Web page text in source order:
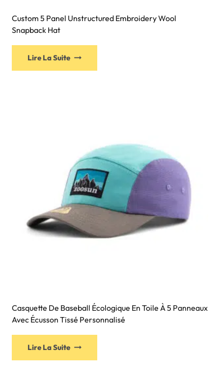
Custom 5 Panel Unstructured Embroidery Wool
Snapback Hat
Lire La Suite
Casquette De Baseball Écologique En Toile À 5 Panneaux
Avec Écusson Tissé Personnalisé
Lire La Suite